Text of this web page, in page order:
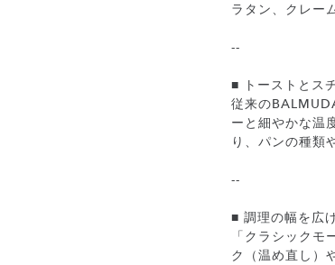
ラタン、クレー
--
■ トーストとス
従来の
ーと細やかな温
り、パンの種類
--
■ 調理の幅を広
「クラシック
ク（温め直し）